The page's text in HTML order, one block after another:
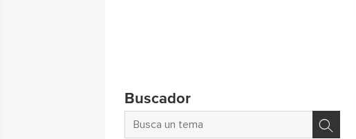
Buscador